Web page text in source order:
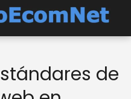
de